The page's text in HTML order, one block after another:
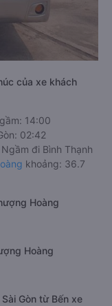
của xe khách
14:00
02:42
đi Bình Thạnh
khoảng: 36.7
Hoàng
Hoàng
Gòn từ Bến xe